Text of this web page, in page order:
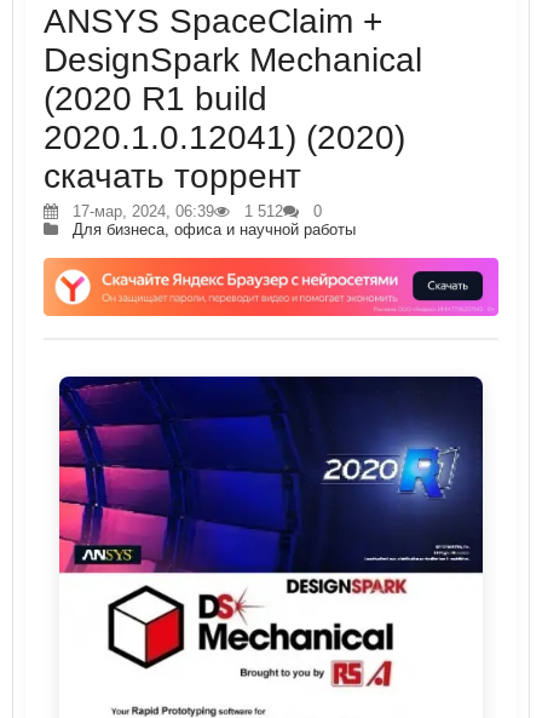
ANSYS SpaceClaim +
DesignSpark Mechanical
(2020 R1 build
2020.1.0.12041) (2020)
скачать торрент
17-мар, 2024, 06:39 1 512
0
Для бизнеса, офиса и научной работы